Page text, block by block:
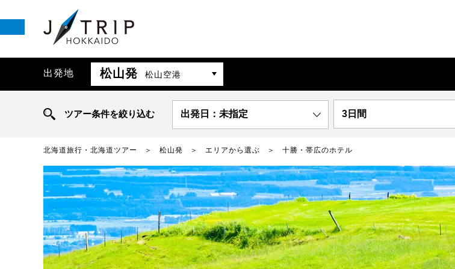
出発地 松山発 松山空港
ツアー条件を絞り込む 出発日：未指定 3日間
北海道旅行・北海道ツアー 松山発 エリアから選ぶ 十勝・帯広のホテル